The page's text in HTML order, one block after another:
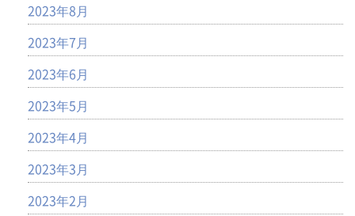
2023年8月
2023年7月
2023年6月
2023年5月
2023年4月
2023年3月
2023年2月